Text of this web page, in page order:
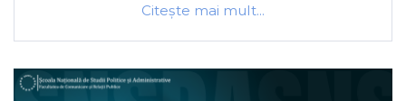
Citeşte mai mult...